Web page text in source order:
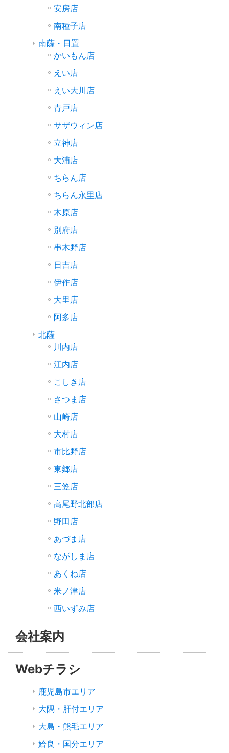
安房店
南種子店
南薩・日置
かいもん店
えい店
えい大川店
青戸店
サザウィン店
立神店
大浦店
ちらん店
ちらん永里店
木原店
別府店
串木野店
日吉店
伊作店
大里店
阿多店
北薩
川内店
江内店
こしき店
さつま店
山崎店
大村店
市比野店
東郷店
三笠店
高尾野北部店
野田店
あづま店
ながしま店
あくね店
米ノ津店
西いずみ店
会社案内
Webチラシ
鹿児島市エリア
大隅・肝付エリア
大島・熊毛エリア
姶良・国分エリア